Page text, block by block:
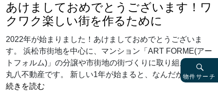
あけましておめでとうございます！ワ
クワク楽しい街を作るために
2022年が始まりました！あけましておめでとうございま
す。 浜松市街地を中心に、マンション「ART FORME(アー
トフォルム)」の分譲や市街地の街づくりに取り組んでいる
丸八不動産です。 新しい1年が始まると、なんだかワ …
続きを読む
物件サーチ